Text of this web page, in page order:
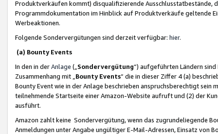
Produktverkäufen kommt) disqualifizierende Ausschlusstatbestände,
Programmdokumentation im Hinblick auf Produktverkäufe geltende
Werbeaktionen.
Folgende Sondervergütungen sind derzeit verfügbar: hier.
(a) Bounty Events
In den in derAnlage („ Sondervergütung“) aufgeführten Ländern
Zusammenhang mit „ Bounty Events“ die in dieser Ziffer 4 (a)
Bounty Event wie in der Anlage beschrieben anspruchsberechtigt sein
teilnehmende Startseite einer Amazon-Website aufruft und (2) der
ausführt.
Amazon zahlt keine Sondervergütung, wenn das zugrundeliegende
Anmeldungen unter Angabe ungültiger E-Mail-Adressen, Einsatz von